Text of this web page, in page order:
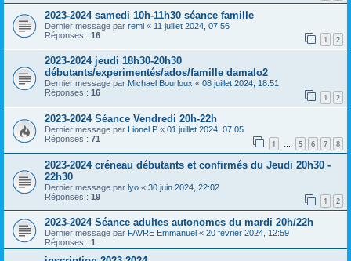
2023-2024 samedi 10h-11h30 séance famille
Dernier message par remi « 11 juillet 2024, 07:56
Réponses : 16 1 2
2023-2024 jeudi 18h30-20h30
débutants/experimentés/ados/famille damalo2
Dernier message par Michael Bourloux « 08 juillet 2024, 18:51
Réponses : 16 1 2
2023-2024 Séance Vendredi 20h-22h
Dernier message par Lionel P « 01 juillet 2024, 07:05
Réponses : 71 1 … 5 6 7 8
2023-2024 créneau débutants et confirmés du Jeudi 20h30 -
22h30
Dernier message par lyo « 30 juin 2024, 22:02
Réponses : 19 1 2
2023-2024 Séance adultes autonomes du mardi 20h/22h
Dernier message par FAVRE Emmanuel « 20 février 2024, 12:59
Réponses : 1